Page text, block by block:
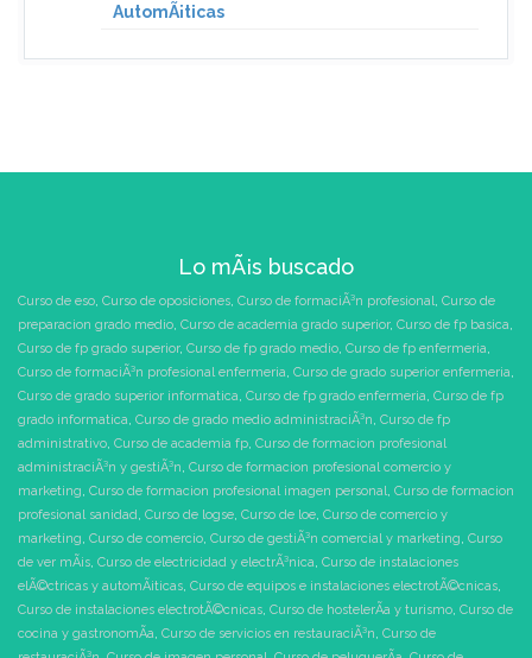
AutomÃ¡ticas
Lo mÃ¡s buscado
Curso de eso, Curso de oposiciones, Curso de formaciÃ³n profesional, Curso de
preparacion grado medio, Curso de academia grado superior, Curso de fp basica,
Curso de fp grado superior, Curso de fp grado medio, Curso de fp enfermeria,
Curso de formaciÃ³n profesional enfermeria, Curso de grado superior enfermeria,
Curso de grado superior informatica, Curso de fp grado enfermeria, Curso de fp
grado informatica, Curso de grado medio administraciÃ³n, Curso de fp
administrativo, Curso de academia fp, Curso de formacion profesional
administraciÃ³n y gestiÃ³n, Curso de formacion profesional comercio y
marketing, Curso de formacion profesional imagen personal, Curso de formacion
profesional sanidad, Curso de logse, Curso de loe, Curso de comercio y
marketing, Curso de comercio, Curso de gestiÃ³n comercial y marketing, Curso
de ver mÃ¡s, Curso de electricidad y electrÃ³nica, Curso de instalaciones
elÃ©ctricas y automÃ¡ticas, Curso de equipos e instalaciones electrotÃ©cnicas,
Curso de instalaciones electrotÃ©cnicas, Curso de hostelerÃ­a y turismo, Curso de
cocina y gastronomÃ­a, Curso de servicios en restauraciÃ³n, Curso de